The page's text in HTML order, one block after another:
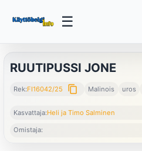
☰
RUUTIPUSSI JONE
Rek:FI16042/25 content_copy Malinois uros
Kasvattaja:Heli ja Timo Salminen
Omistaja: